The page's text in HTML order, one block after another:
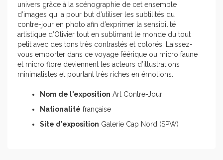
univers grâce à la scénographie de cet ensemble
d’images qui a pour but d’utiliser les subtilités du
contre-jour en photo afin d’exprimer la sensibilité
artistique d’Olivier tout en sublimant le monde du tout
petit avec des tons très contrastés et colorés. Laissez-
vous emporter dans ce voyage féérique ou micro faune
et micro flore deviennent les acteurs d’illustrations
minimalistes et pourtant très riches en émotions.
Nom de l'exposition Art Contre-Jour
Nationalité française
Site d'exposition Galerie Cap Nord (SPW)